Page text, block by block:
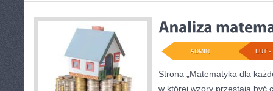
LUT -
ADMIN
Strona „Matematyka dla
w której wzory przestają być